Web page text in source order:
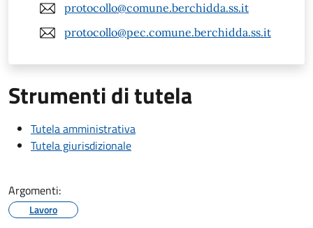
protocollo@comune.berchidda.ss.it
protocollo@pec.comune.berchidda.ss.it
Strumenti di tutela
Tutela amministrativa
Tutela giurisdizionale
Argomenti:
Lavoro